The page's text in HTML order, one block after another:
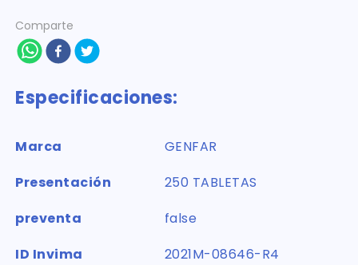
Comparte
Especificaciones:
Marca
GENFAR
Presentación
250 TABLETAS
preventa
false
ID Invima
2021M-08646-R4